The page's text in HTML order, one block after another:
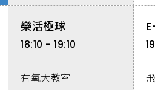
樂活極球
18:10 - 19:10
有氧大教室